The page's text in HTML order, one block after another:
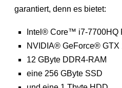
garantiert, denn es bietet:
Intel® Core™ i7-7700HQ
NVIDIA® GeForce® GTX
12 GByte DDR4-RAM
eine 256 GByte SSD